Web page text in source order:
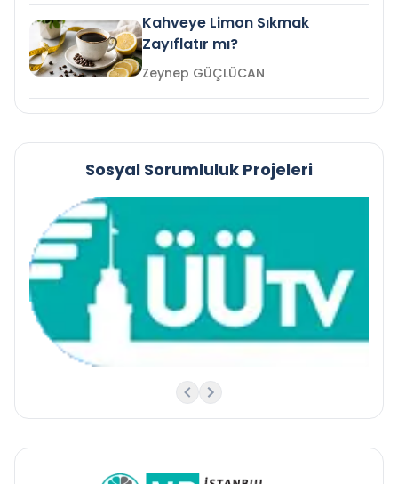
Kahveye Limon Sıkmak
Zayıflatır mı?
Zeynep GÜÇLÜCAN
Sosyal Sorumluluk Projeleri